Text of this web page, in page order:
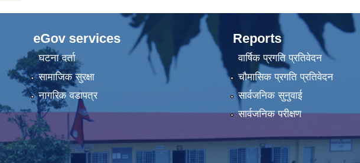
eGov services
घटना दर्ता
सामाजिक सुरक्षा
नागरिक वडापत्र
Reports
वार्षिक प्रगति प्रतिवेदन
चौमासिक प्रगति प्रतिवेदन
सार्वजनिक सुनुवाई
सार्वजनिक परीक्षण